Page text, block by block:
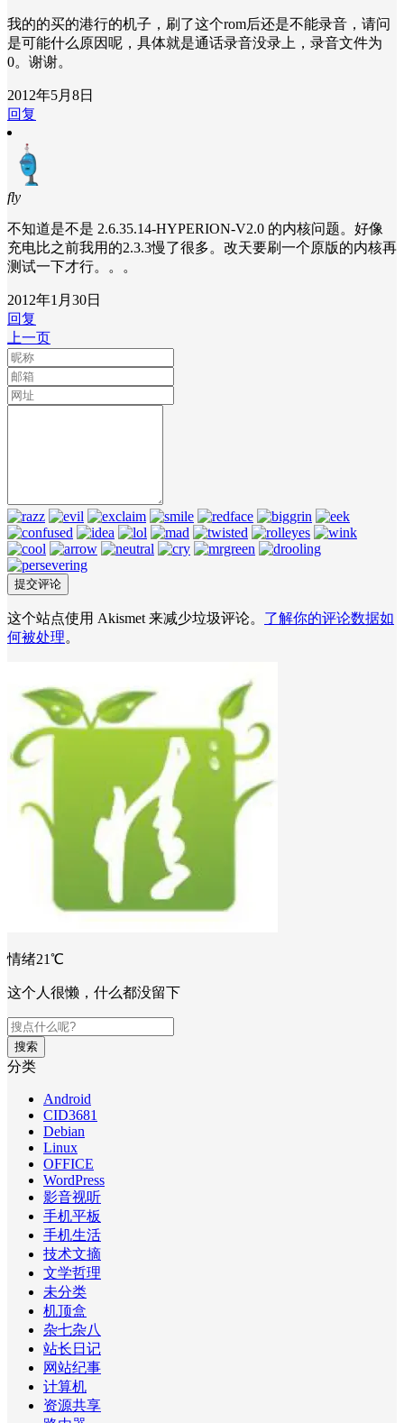
我的的买的港行的机子，刷了这个rom后还是不能录音，请问
是可能什么原因呢，具体就是通话录音没录上，录音文件为
0。谢谢。
2012年5月8日
回复
fly
不知道是不是 2.6.35.14-HYPERION-V2.0 的内核问题。好像
充电比之前我用的2.3.3慢了很多。改天要刷一个原版的内核再
测试一下才行。。。
2012年1月30日
回复
上一页
这个站点使用 Akismet 来减少垃圾评论。 了解你的评论数据如
何被处理。
情绪21℃
这个人很懒，什么都没留下
搜索
分类
Android
CID3681
Debian
Linux
OFFICE
WordPress
影音视听
手机平板
手机生活
技术文摘
文学哲理
未分类
机顶盒
杂七杂八
站长日记
网站纪事
计算机
资源共享